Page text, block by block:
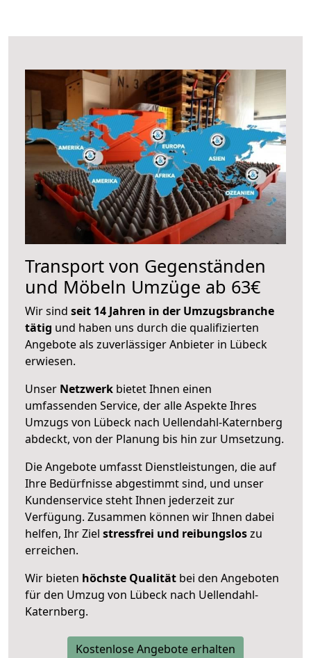
Transport von Gegenständen
und Möbeln Umzüge ab 63€
Wir sind seit 14 Jahren in der Umzugsbranche
tätig und haben uns durch die qualifizierten
Angebote als zuverlässiger Anbieter in Lübeck
erwiesen.
Unser Netzwerk bietet Ihnen einen
umfassenden Service, der alle Aspekte Ihres
Umzugs von Lübeck nach Uellendahl-Katernberg
abdeckt, von der Planung bis hin zur Umsetzung.
Die Angebote umfasst Dienstleistungen, die auf
Ihre Bedürfnisse abgestimmt sind, und unser
Kundenservice steht Ihnen jederzeit zur
Verfügung. Zusammen können wir Ihnen dabei
helfen, Ihr Ziel stressfrei und reibungsloszu
erreichen.
Wir bieten höchste Qualität bei den Angeboten
für den Umzug von Lübeck nach Uellendahl-
Katernberg.
Kostenlose Angebote erhalten